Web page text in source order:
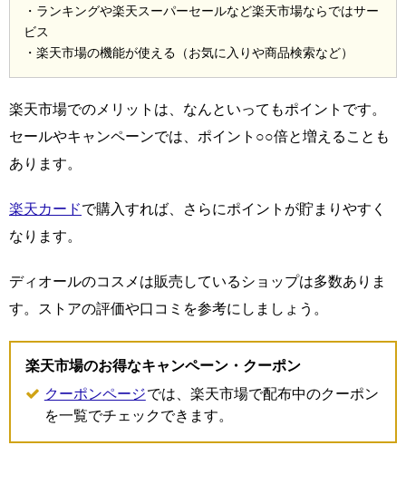
・ランキングや楽天スーパーセールなど楽天市場ならではサー
ビス
・楽天市場の機能が使える（お気に入りや商品検索など）
楽天市場でのメリットは、なんといってもポイントです。
セールやキャンペーンでは、ポイント○○倍と増えることも
あります。
楽天カードで購入すれば、さらにポイントが貯まりやすく
なります。
ディオールのコスメは販売しているショップは多数ありま
す。ストアの評価や口コミを参考にしましょう。
楽天市場のお得なキャンペーン・クーポン
クーポンページでは、楽天市場で配布中のクーポン
を一覧でチェックできます。